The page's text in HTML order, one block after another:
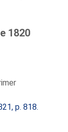
el día 23 y
es el 24
cuando
ocupaba la
1820
p. 818.